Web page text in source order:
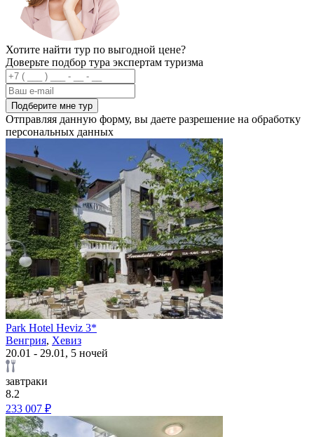
Хотите найти тур по выгодной цене?
Доверьте подбор тура экспертам туризма
Подберите мне тур
Отправляя данную форму, вы даете разрешение на обработку
персональных данных
Park Hotel Heviz 3*
Венгрия, Хевиз
20.01 - 29.01, 5 ночей
завтраки
8.2
233 007 ₽